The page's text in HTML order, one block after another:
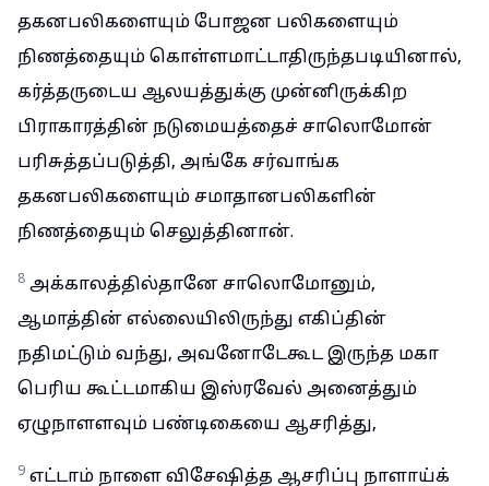
தகனபலிகளையும் போஜன பலிகளையும்
நிணத்தையும் கொள்ளமாட்டாதிருந்தபடியினால்,
கர்த்தருடைய ஆலயத்துக்கு முன்னிருக்கிற
பிராகாரத்தின் நடுமையத்தைச் சாலொமோன்
பரிசுத்தப்படுத்தி, அங்கே சர்வாங்க
தகனபலிகளையும் சமாதானபலிகளின்
நிணத்தையும் செலுத்தினான்.
8 அக்காலத்தில்தானே சாலொமோனும்,
ஆமாத்தின் எல்லையிலிருந்து எகிப்தின்
நதிமட்டும் வந்து, அவனோடேகூட இருந்த மகா
பெரிய கூட்டமாகிய இஸ்ரவேல் அனைத்தும்
ஏழுநாளளவும் பண்டிகையை ஆசரித்து,
9 எட்டாம் நாளை விசேஷித்த ஆசரிப்பு நாளாய்க்